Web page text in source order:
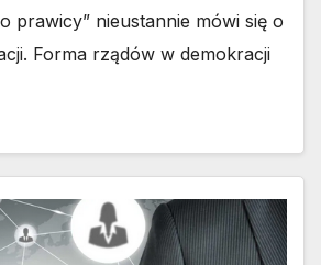
prawicy” nieustannie mówi się o
Forma rządów w demokracji